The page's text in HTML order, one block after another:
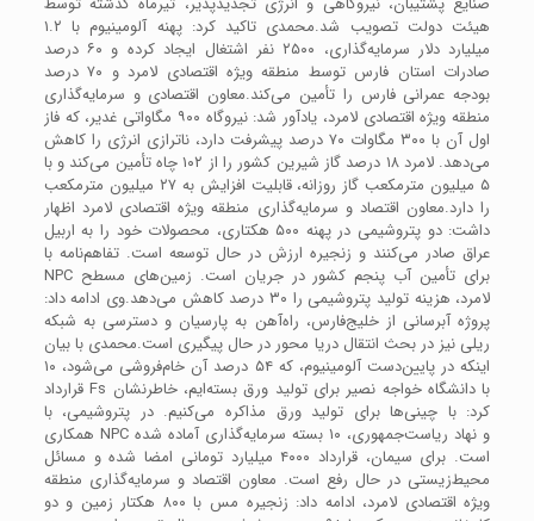
هیئت دولت تصویب شد.محمدی تاکید کرد: پهنه آلومینیوم با ۱.۲
میلیارد دلار سرمایه‌گذاری، ۲۵۰۰ نفر اشتغال ایجاد کرده و ۶۰ درصد
صادرات استان فارس توسط منطقه ویژه اقتصادی لامرد و ۷۰ درصد
بودجه عمرانی فارس را تأمین می‌کند.معاون اقتصادی و سرمایه‌گذاری
منطقه ویژه اقتصادی لامرد، یادآور شد: نیروگاه ۹۰۰ مگاواتی غدیر، که فاز
اول آن با ۳۰۰ مگاوات ۷۰ درصد پیشرفت دارد، ناترازی انرژی را کاهش
می‌دهد. لامرد ۱۸ درصد گاز شیرین کشور را از ۱۰۲ چاه تأمین می‌کند و با
۵ میلیون مترمکعب گاز روزانه، قابلیت افزایش به ۲۷ میلیون مترمکعب
را دارد.معاون اقتصاد و سرمایه‌گذاری منطقه ویژه اقتصادی لامرد اظهار
داشت: دو پتروشیمی در پهنه ۵۰۰ هکتاری، محصولات خود را به اربیل
عراق صادر می‌کنند و زنجیره ارزش در حال توسعه است. تفاهم‌نامه با
NPC برای تأمین آب پنجم کشور در جریان است. زمین‌های مسطح
لامرد، هزینه تولید پتروشیمی را ۳۰ درصد کاهش می‌دهد.وی ادامه داد:
پروژه آبرسانی از خلیج‌فارس، راه‌آهن به پارسیان و دسترسی به شبکه
ریلی نیز در بحث انتقال دریا محور در حال پیگیری است.محمدی با بیان
اینکه در پایین‌دست آلومینیوم، که ۵۴ درصد آن خام‌فروشی می‌شود، ۱۰
قرارداد Fs با دانشگاه خواجه نصیر برای تولید ورق بسته‌ایم، خاطرنشان
کرد: با چینی‌ها برای تولید ورق مذاکره می‌کنیم. در پتروشیمی، با
همکاری NPC و نهاد ریاست‌جمهوری، ۱۰ بسته سرمایه‌گذاری آماده شده
است. برای سیمان، قرارداد ۴۰۰۰ میلیارد تومانی امضا شده و مسائل
محیط‌زیستی در حال رفع است. معاون اقتصاد و سرمایه‌گذاری منطقه
ویژه اقتصادی لامرد، ادامه داد: زنجیره مس با ۸۰۰ هکتار زمین و دو